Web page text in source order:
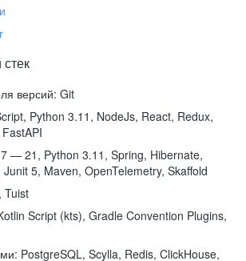
версий: Git
Python 3.11, NodeJs, React, Redux,
— 21, Python 3.11, Spring, Hibernate,
5, Maven, OpenTelemetry, Skaffold
Tuist
Script (kts), Gradle Convention Plugins,
PostgreSQL, Scylla, Redis, ClickHouse,